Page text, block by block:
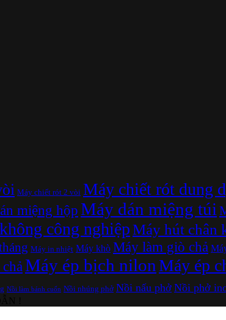
Máy chiết rót 2 vòi Máy chiết rót dung
miệng hộpMáy dán miệng túi
công nghiệpMáy hút chân
Máy in nhiệt Máy khò Máy làm giò chả
Máy ép bịch nilonMáy ép
Nồi làm bánh cuốn Nồi nhúng phở Nồi nấu phở Nồi phở